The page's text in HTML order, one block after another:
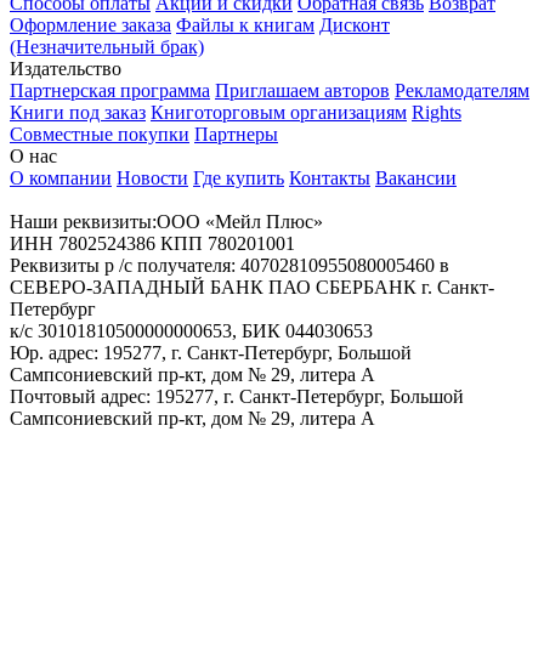
Оформление заказа Файлы к книгам Дисконт
(Незначительный брак)
Издательство
Партнерская программа Приглашаем авторов Рекламодателям
Книги под заказ Книготорговым организациям Rights
Совместные покупки Партнеры
О нас
О компании Новости Где купить Контакты Вакансии
Наши реквизиты:ООО «Мейл Плюс»
ИНН 7802524386 КПП 780201001
Реквизиты р /с получателя: 40702810955080005460 в
СЕВЕРО-ЗАПАДНЫЙ БАНК ПАО СБЕРБАНК г. Санкт-
Петербург
к/с 30101810500000000653, БИК 044030653
Юр. адрес: 195277, г. Санкт-Петербург, Большой
Сампсониевский пр-кт, дом № 29, литера А
Почтовый адрес: 195277, г. Санкт-Петербург, Большой
Сампсониевский пр-кт, дом № 29, литера А